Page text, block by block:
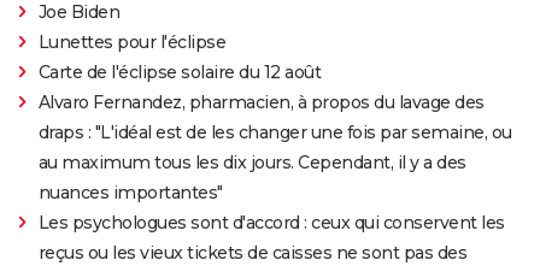
Joe Biden
Lunettes pour l'éclipse
Carte de l'éclipse solaire du 12 août
Alvaro Fernandez, pharmacien, à propos du lavage des
draps : "L'idéal est de les changer une fois par semaine, ou
au maximum tous les dix jours. Cependant, il y a des
nuances importantes"
Les psychologues sont d'accord : ceux qui conservent les
reçus ou les vieux tickets de caisses ne sont pas des